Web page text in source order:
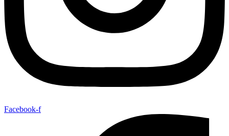
Facebook-f